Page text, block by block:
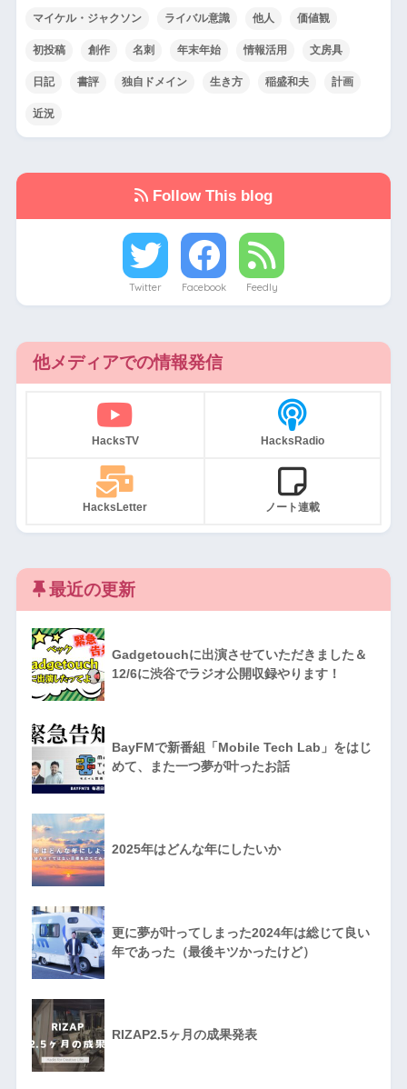
マイケル・ジャクソン ライバル意識 他人 価値観
初投稿 創作 名刺 年末年始 情報活用 文房具
日記 書評 独自ドメイン 生き方 稲盛和夫 計画
近況
Follow This blog
Twitter Facebook Feedly
他メディアでの情報発信
HacksTV HacksRadio
HacksLetter ノート連載
最近の更新
Gadgetouchに出演させていただきました＆
12/6に渋谷でラジオ公開収録やります！
BayFMで新番組「Mobile Tech Lab」をはじ
めて、また一つ夢が叶ったお話
2025年はどんな年にしたいか
更に夢が叶ってしまった2024年は総じて良い
年であった（最後キツかったけど）
RIZAP2.5ヶ月の成果発表